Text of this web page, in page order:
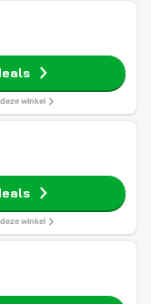
winkel
winkel